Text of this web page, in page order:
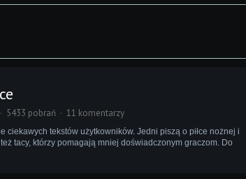
5433 pobrań 11 komentarzy
tekstów użytkowników. Jedni piszą o piłce nożnej i
tacy, którzy pomagają mniej doświadczonym graczom. Do